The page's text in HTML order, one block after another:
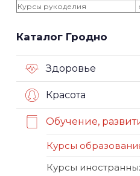
Курсы рукоделия
Каталог Гродно
Здоровье
Красота
Обучение,
Курсы
Курсы